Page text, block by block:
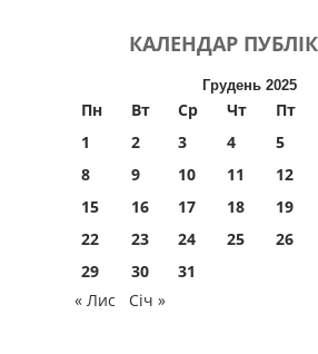
КАЛЕНДАР
Грудень 2025
Пн Вт Ср Чт Пт
1
2 3 4 5
8
9 10 11 12
15
16 17 18 19
22
23 24 25 26
29
30
31
« Лис
Січ »